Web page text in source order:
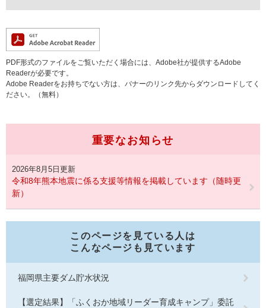
PDF形式のファイルをご覧いただく場合には、Adobe社が提供するAdobe
Readerが必要です。
Adobe Readerをお持ちでない方は、バナーのリンク先からダウンロードしてく
ださい。（無料）
重要なお知らせ
2026年8月5日更新
令和8年熊本地震に係る支援等情報を掲載しています（随時更
新）
このページを見ている人は
こんなページも見ています
福岡県主要ダム貯水状況
【選定結果】「ふくおか地域リーダー育成キャンプ」委託